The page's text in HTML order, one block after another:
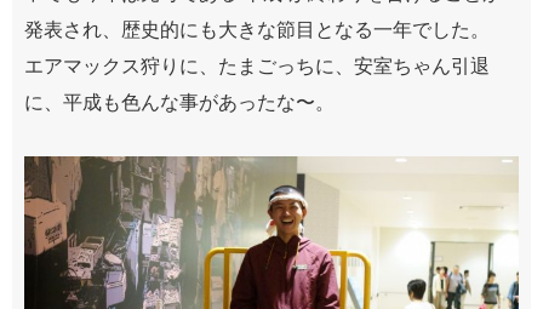
発表され、歴史的にも大きな節目となる一年でした。
エアマックス狩りに、たまごっちに、安室ちゃん引退
に、平成も色んな事があったな〜。